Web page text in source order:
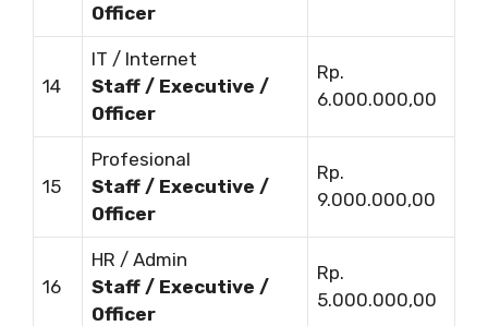
Officer
14
IT / Internet
Staff / Executive /
Officer
Rp.
6.000.000,00
15
Profesional
Staff / Executive /
Officer
Rp.
9.000.000,00
16
HR / Admin
Staff / Executive /
Officer
Rp.
5.000.000,00